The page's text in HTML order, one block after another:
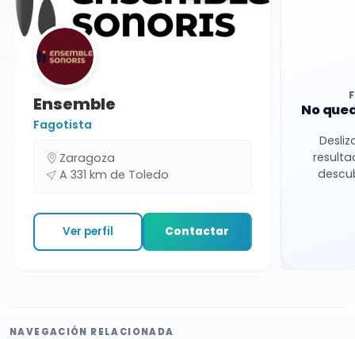
Ensemble
Fagotista
Zaragoza
A 331 km de Toledo
Ver perfil Contactar
No
NAVEGACIÓN RELACIONADA